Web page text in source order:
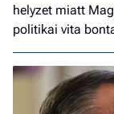
helyzet miatt
politikai vita